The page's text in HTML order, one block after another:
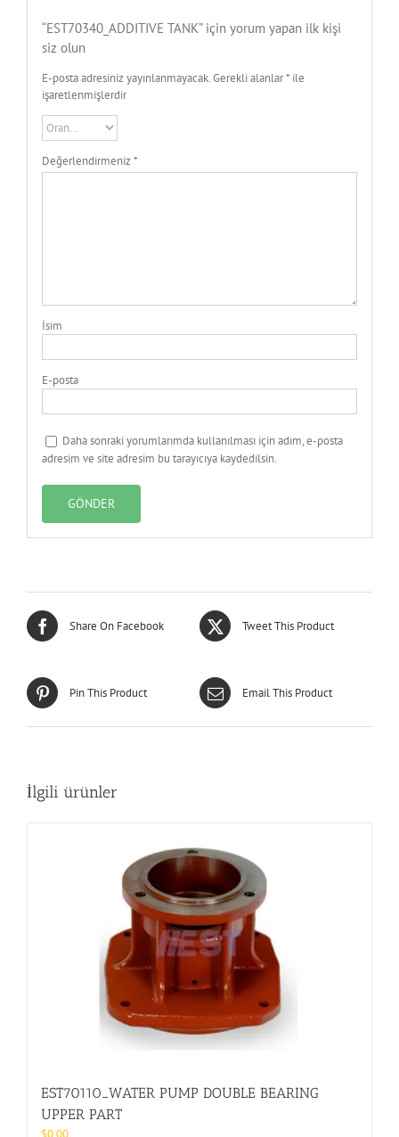
“EST70340_ADDITIVE TANK” için yorum yapan ilk kişi
siz olun
E-posta adresiniz yayınlanmayacak. Gerekli alanlar*ile
işaretlenmişlerdir
Değerlendirmeniz*
İsim
E-posta
Daha sonraki yorumlarımda kullanılması için adım, e-posta
adresim ve site adresim bu tarayıcıya kaydedilsin.
Share On Facebook Tweet This Product
Pin This Product Email This Product
İlgili ürünler
EST70110_WATER PUMP DOUBLE BEARING
UPPER PART
$0.00